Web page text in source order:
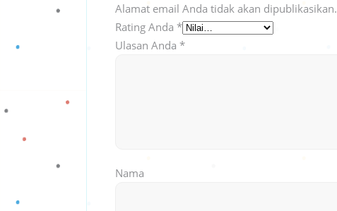
Alamat email Anda tidak akan dipublikasikan.
Rating Anda *
Ulasan Anda *
Nama